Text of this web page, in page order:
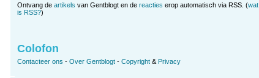
Ontvang de artikels van Gentblogt en de reacties erop automatisch via RSS. (wat
is RSS?)
Colofon
Contacteer ons - Over Gentblogt - Copyright & Privacy